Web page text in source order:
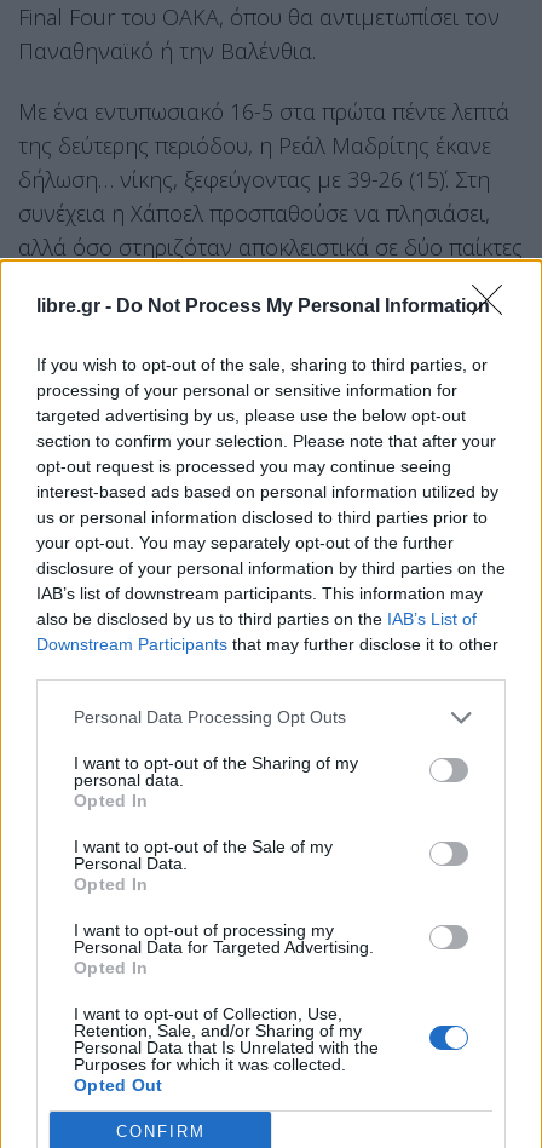
libre.gr - Do Not Process My Personal Information
If you wish to opt-out of the sale, sharing to third parties, or
processing of your personal or sensitive information for
targeted advertising by us, please use the below opt-out
section to confirm your selection. Please note that after your
opt-out request is processed you may continue seeing
interest-based ads based on personal information utilized by
us or personal information disclosed to third parties prior to
your opt-out. You may separately opt-out of the further
disclosure of your personal information by third parties on the
IAB’s list of downstream participants. This information may
also be disclosed by us to third parties on the IAB’s List of
Downstream Participants that may further disclose it to other
Personal Data Processing Opt Outs
I want to opt-out of the Sharing of my
personal data.
Opted In
I want to opt-out of the Sale of my
Personal Data.
Opted In
I want to opt-out of processing my
Personal Data for Targeted Advertising.
Opted In
I want to opt-out of Collection, Use,
Retention, Sale, and/or Sharing of my
Personal Data that Is Unrelated with the
Purposes for which it was collected.
Opted Out
CONFIRM
Final Four του ΟΑΚΑ, όπου θα αντιμετωπίσει τον
Παναθηναϊκό ή την Βαλένθια.
Με ένα εντυπωσιακό 16-5 στα πρώτα πέντε λεπτά
της δεύτερης περιόδου, η Ρεάλ Μαδρίτης έκανε
δήλωση… νίκης, ξεφεύγοντας με 39-26 (15΄). Στη
συνέχεια η Χάποελ προσπαθούσε να πλησιάσει,
αλλά όσο στηριζόταν αποκλειστικά σε δύο παίκτες
(Οτούρου, Μίτσιτς) κάτι τέτοιο δεν ήταν δυνατό.
παντού με επτά παίκτες να μοιράζονται το
σκοράρισμα! Με την έναρξη της τελευταίας
περιόδου,ένα γρήγορο 5-0 της Ρεάλ εκτόξευσε τη
διαφορά στο +15 (68-53) μετατρέποντας το
υπόλοιπο σε τυπική διαδικασία.
Εξωπραγματική εμφάνιση Μίτσιτς, που έκλεισε τη
σεζόν με… παραλίγο triple double (18π., 7ρ., 11ασ.)
ενώ τόσο αυτός όσο και ο Οτούρου είχαν 34 στην
αξιολόγηση! Μέτρησε, όμως, περισσότερο η
διψήφιο αριθμό πόντων (και έναν 9) καθώς και η
κυριαρχία στα ριμπάουντ (41-29)
Email
Tags: Νίκη Πρόκριση Ρεαλ ΧΑΠΟΕΛ
Σχετικά Άρθρα